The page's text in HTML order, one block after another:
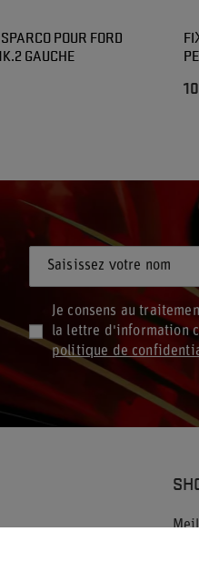
POUR FORD
GAUCHE
Saisissez votre nom
Je consens au
la lettre d'information
politique de